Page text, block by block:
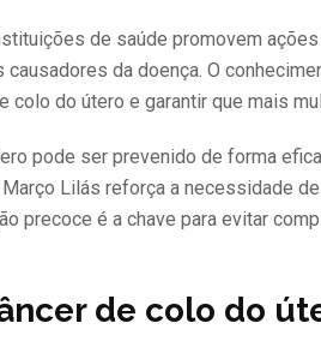
de saúde promovem
da doença. O
colo do útero e garantir que mais
pode ser prevenido de forma
Lilás reforça a necessidade
precoce é a chave para evitar
de colo do